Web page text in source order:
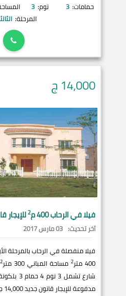
حمامات: 3 نوم: 3
المرحلة:
14,000ج
فيلا فيالرحاب400 م 2للإيجار
آخر تحديث: 03 مارس 2017
فيلا منفصلة في الرحاب بالمرحلة
400 متر
2 مساحة المباني 300 متر 2
شارع
مدفوعة للإيجار قانون جديد 14,000 جنيه